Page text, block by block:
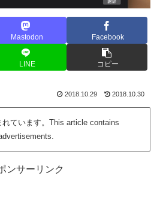
Mastodon Facebook
LINE コピー
2018.10.29 2018.10.30
ています。This article contains
ンサーリンク